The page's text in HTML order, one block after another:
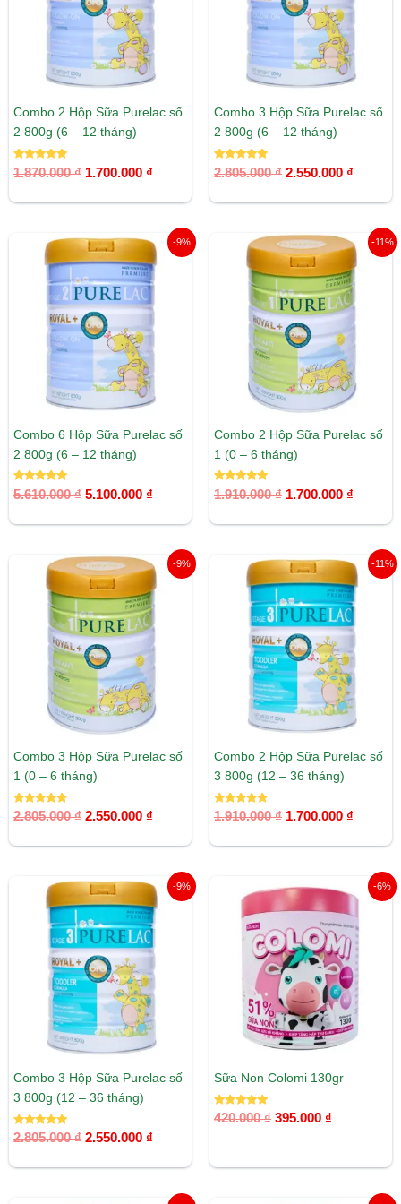
Combo 2 Hộp Sữa Purelac số
2 800g (6 – 12 tháng)
Được xếp
hạng
1.870.000₫ 1.700.000 ₫
Combo 3 Hộp Sữa Purelac số
2 800g (6 – 12 tháng)
Được xếp
hạng
2.805.000₫ 2.550.000 ₫
-9%
Combo 6 Hộp Sữa Purelac số
2 800g (6 – 12 tháng)
Được xếp
hạng
5.610.000₫
Giá
gốc
5.610.000 ₫.
5.100.000 ₫
Giá
hiện
tại
là:
5.100.000 ₫.
-11%
Combo 2 Hộp Sữa Purelac số
1 (0 – 6 tháng)
Được xếp
hạng
1.910.000₫
Giá
gốc
là:
1.910.000 ₫.
1.700.000 ₫
Giá
hiện
tại
là:
-9%
Combo 3 Hộp Sữa Purelac số
1 (0 – 6 tháng)
Được xếp
hạng
2.805.000₫
Giá
gốc
là:
2.805.000 ₫.
2.550.000 ₫
Giá
hiện
tại
là:
2.550.000 ₫.
-11%
Combo 2 Hộp Sữa Purelac số
3 800g (12 – 36 tháng)
Được xếp
hạng
1.910.000₫
Giá
gốc
là:
1.910.000 ₫.
1.700.000 ₫
Giá
hiện
tại
là:
-9%
Combo 3 Hộp Sữa Purelac số
3 800g (12 – 36 tháng)
Được xếp
hạng
2.805.000₫
Giá
gốc
là:
2.805.000 ₫.
2.550.000 ₫
Giá
hiện
tại
là:
2.550.000 ₫.
-6%
Sữa Non Colomi 130gr
Được xếp
hạng
420.000₫
gốc
là:
420.000 ₫.
395.000 ₫
hiện
tại
là:
395.000 ₫.